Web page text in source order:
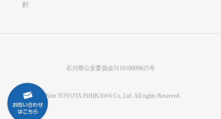
針
石川県公安委員会511010009625号
©Netz TOYOTA ISHIKAWA Co.,Ltd. All rights Reserved.